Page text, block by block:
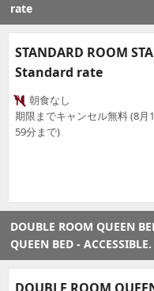
rate
STANDARD ROOM
Standard rate
朝食なし
期限までキャンセル無料 (8月
59分まで)
DOUBLE ROOM QUEEN
QUEEN BED -